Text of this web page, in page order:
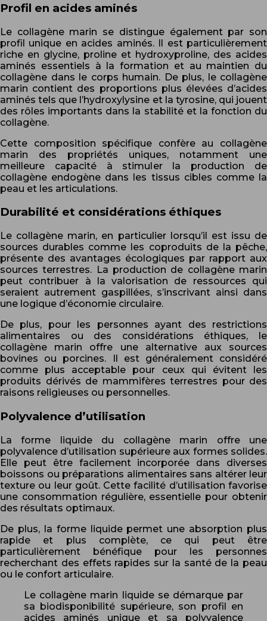
Profil en acides aminés
Le collagène marin se distingue également par son
profil unique en acides aminés. Il est particulièrement
riche en glycine, proline et hydroxyproline, des acides
aminés essentiels à la formation et au maintien du
collagène dans le corps humain. De plus, le collagène
marin contient des proportions plus élevées d’acides
aminés tels que l’hydroxylysine et la tyrosine, qui jouent
des rôles importants dans la stabilité et la fonction du
collagène.
Cette composition spécifique confère au collagène
marin des propriétés uniques, notamment une
meilleure capacité à stimuler la production de
collagène endogène dans les tissus cibles comme la
peau et les articulations.
Durabilité et considérations éthiques
Le collagène marin, en particulier lorsqu’il est issu de
sources durables comme les coproduits de la pêche,
présente des avantages écologiques par rapport aux
sources terrestres. La production de collagène marin
peut contribuer à la valorisation de ressources qui
seraient autrement gaspillées, s’inscrivant ainsi dans
une logique d’économie circulaire.
De plus, pour les personnes ayant des restrictions
alimentaires ou des considérations éthiques, le
collagène marin offre une alternative aux sources
bovines ou porcines. Il est généralement considéré
comme plus acceptable pour ceux qui évitent les
produits dérivés de mammifères terrestres pour des
raisons religieuses ou personnelles.
Polyvalence d’utilisation
La forme liquide du collagène marin offre une
polyvalence d’utilisation supérieure aux formes solides.
Elle peut être facilement incorporée dans diverses
boissons ou préparations alimentaires sans altérer leur
texture ou leur goût. Cette facilité d’utilisation favorise
une consommation régulière, essentielle pour obtenir
des résultats optimaux.
De plus, la forme liquide permet une absorption plus
rapide et plus complète, ce qui peut être
particulièrement bénéfique pour les personnes
recherchant des effets rapides sur la santé de la peau
ou le confort articulaire.
Le collagène marin liquide se démarque par
sa biodisponibilité supérieure, son profil en
acides aminés unique et sa polyvalence